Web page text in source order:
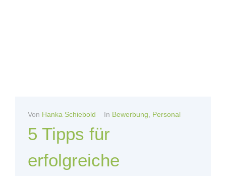
Von Hanka Schiebold In Bewerbung Personal
5 Tipps für
erfolgreiche